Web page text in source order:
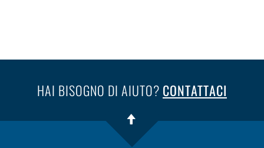
HAI BISOGNO DI AIUTO? CONTATTACI